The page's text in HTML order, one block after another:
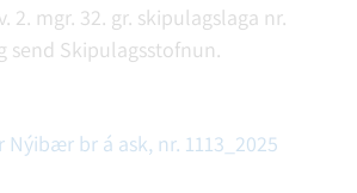
2. mgr. 32. gr. skipulagslaga nr.
send Skipulagsstofnun.
Nýibær br á ask, nr. 1113_2025